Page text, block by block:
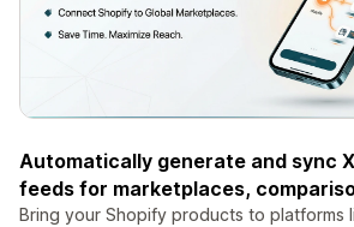
Automatically generate and sync
feeds for marketplaces,
Bring your Shopify products to platforms